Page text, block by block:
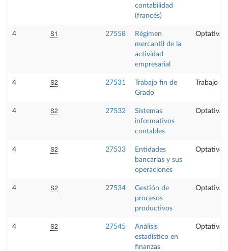
contabilidad
(francés)
4 S1 27558
Régimen
mercantil de la
actividad
empresarial
Optativa
4 S2 27531
Trabajo fin de
Grado
Trabajo
4 S2 27532
Sistemas
informativos
contables
Optativa
4 S2 27533
Entidades
bancarias y sus
operaciones
Optativa
4 S2 27534
Gestión de
procesos
productivos
Optativa
4 S2 27545
Análisis
estadístico en
finanzas
Optativa